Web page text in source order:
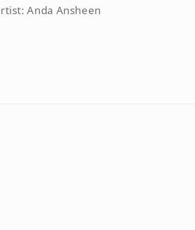
Anda Ansheen